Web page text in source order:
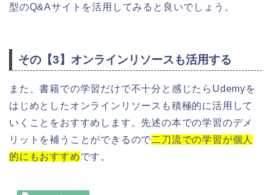
型のQ&Aサイトを活用してみると良いでしょう。
その【3】オンラインリソースも活用する
また、書籍での学習だけで不十分と感じたらUdemyを
はじめとしたオンラインリソースも積極的に活用して
いくことをおすすめします。先述の本での学習のデメ
リットを補うことができるので二刀流での学習が個人
的にもおすすめです。